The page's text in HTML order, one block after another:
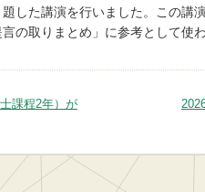
した講演を行いました。この講
の取りまとめ」に参考として使
課程2年）が